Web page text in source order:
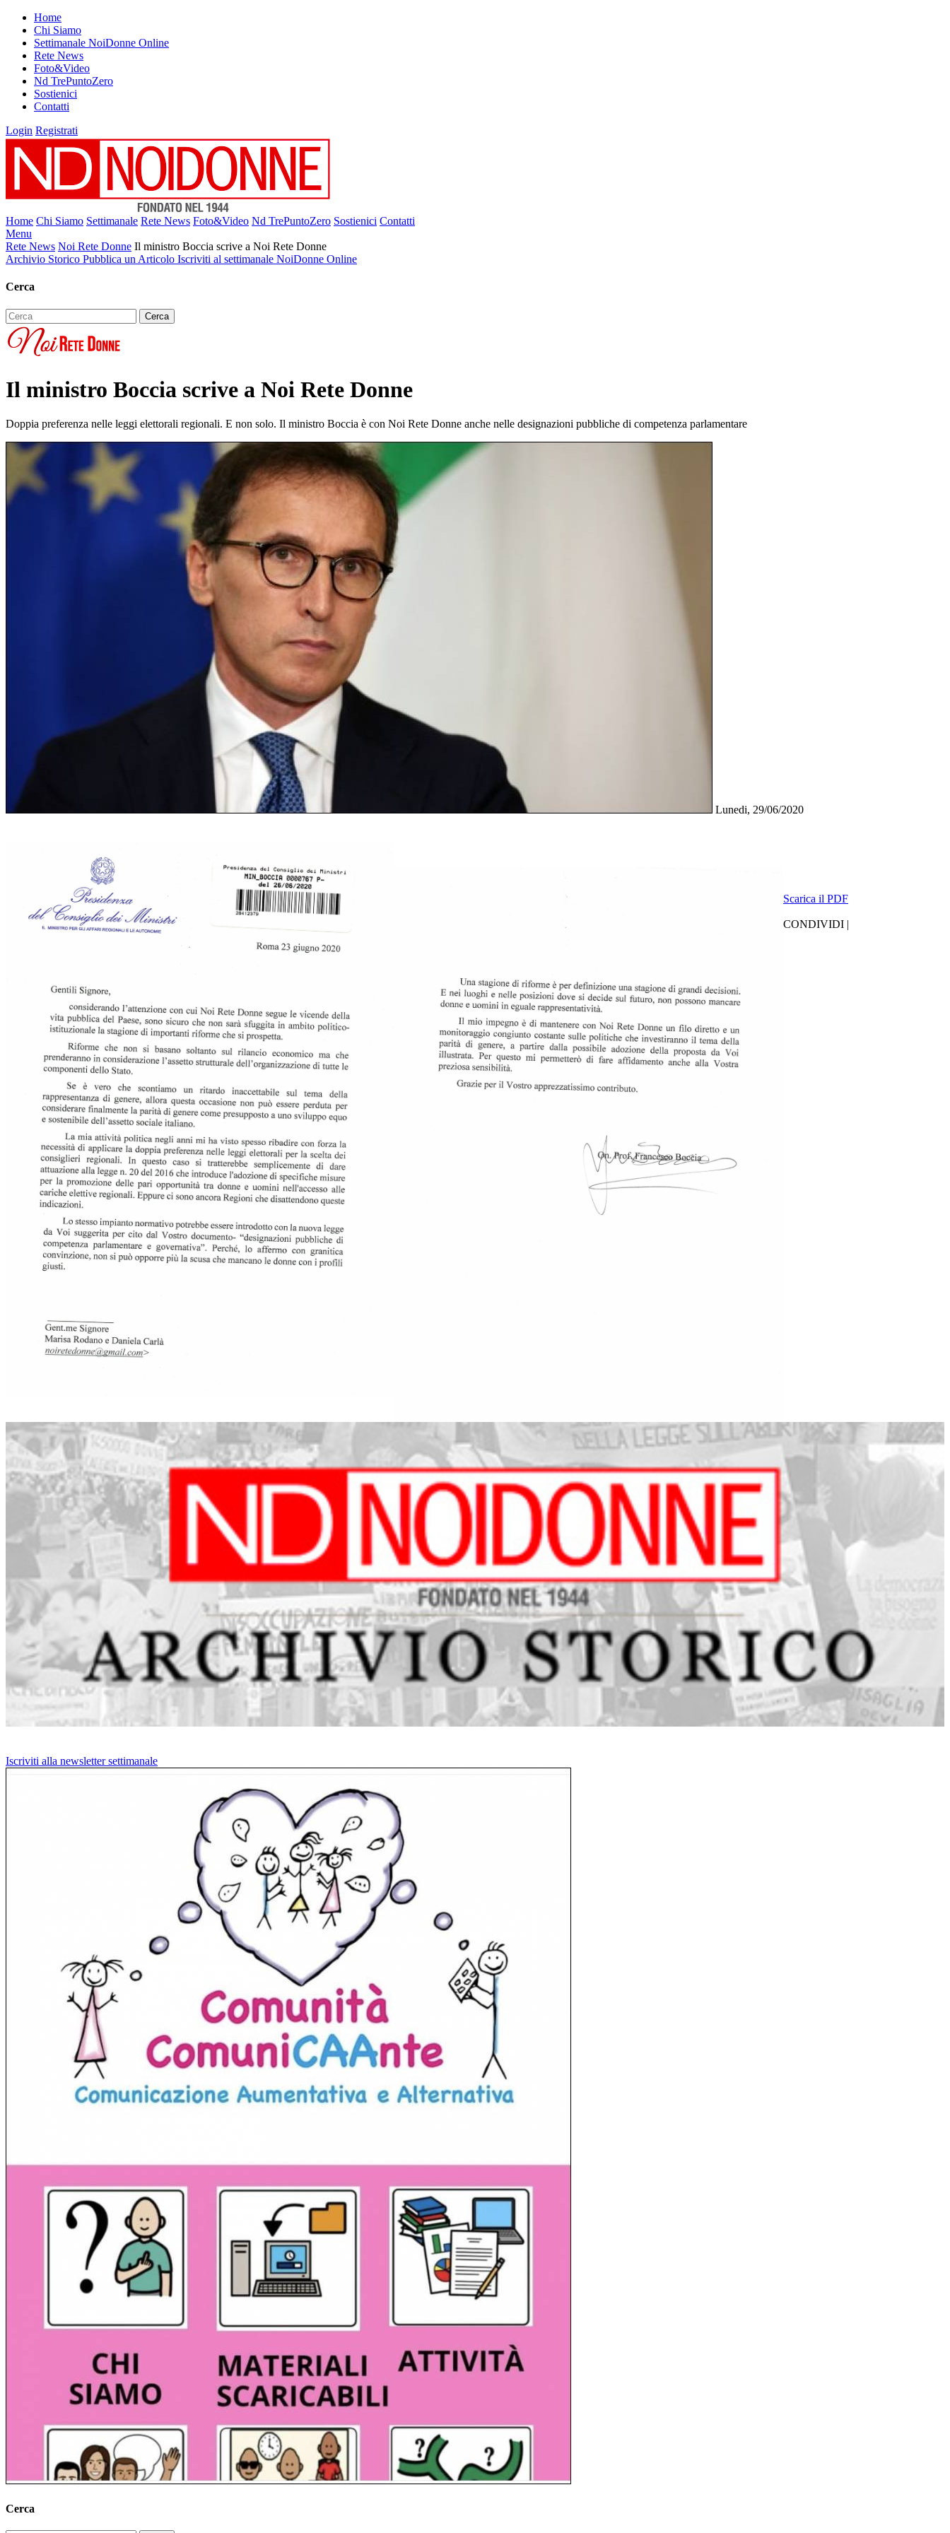
Home
Chi Siamo
Settimanale NoiDonne Online
Rete News
Foto&Video
Nd TrePuntoZero
Sostienici
Contatti
Login Registrati
Home Chi Siamo Settimanale Rete News Foto&Video Nd TrePuntoZero Sostienici Contatti
Menu
Rete News Noi Rete Donne Il ministro Boccia scrive a Noi Rete Donne
Archivio Storico Pubblica un Articolo Iscriviti al settimanale NoiDonne Online
Cerca
Il ministro Boccia scrive a Noi Rete Donne
Doppia preferenza nelle leggi elettorali regionali. E non solo. Il ministro Boccia è con Noi Rete Donne anche nelle designazioni pubbliche di competenza parlamentare
Lunedi, 29/06/2020
Scarica il PDF
CONDIVIDI |
Iscriviti alla newsletter settimanale
Cerca